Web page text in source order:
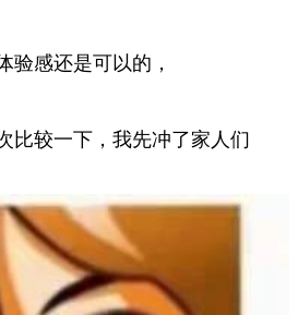
验感还是可以的，
比较一下，我先冲了家人们